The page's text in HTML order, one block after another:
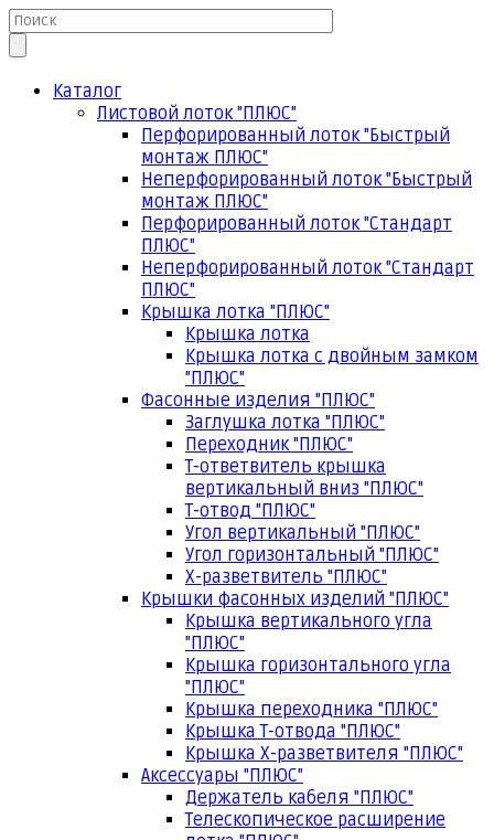
Каталог
Листовой лоток "ПЛЮС"
Перфорированный лоток "Быстрый
монтаж ПЛЮС"
Неперфорированный лоток "Быстрый
монтаж ПЛЮС"
Перфорированный лоток "Стандарт
ПЛЮС"
Неперфорированный лоток "Стандарт
ПЛЮС"
Крышка лотка "ПЛЮС"
Крышка лотка
Крышка лотка с двойным замком
"ПЛЮС"
Фасонные изделия "ПЛЮС"
Заглушка лотка "ПЛЮС"
Переходник "ПЛЮС"
Т-ответвитель крышка
вертикальный вниз "ПЛЮС"
Т-отвод "ПЛЮС"
Угол вертикальный "ПЛЮС"
Угол горизонтальный "ПЛЮС"
Х-разветвитель "ПЛЮС"
Крышки фасонных изделий "ПЛЮС"
Крышка вертикального угла
"ПЛЮС"
Крышка горизонтального угла
"ПЛЮС"
Крышка переходника "ПЛЮС"
Крышка Т-отвода "ПЛЮС"
Крышка Х-разветвителя "ПЛЮС"
Аксессуары "ПЛЮС"
Держатель кабеля "ПЛЮС"
Телескопическое расширение